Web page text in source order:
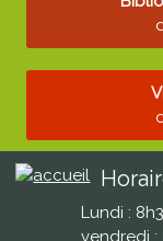
Lundi :
vendredi :